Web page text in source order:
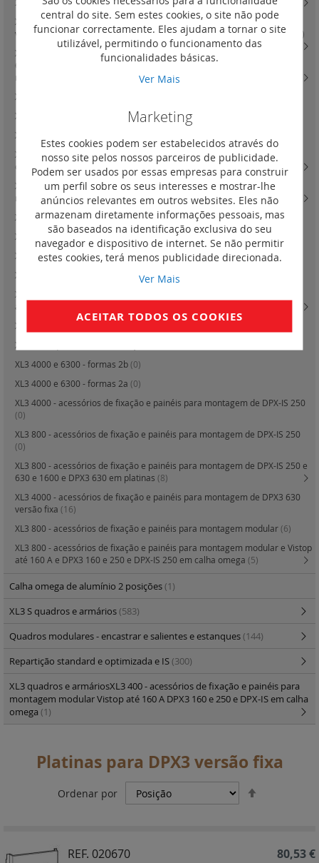
Platinas para DPX3 versão fixa
Ordenar por
REF. 020670 80,53 €
XL3 4000 - acessórios de fixação e painéis para montagem de DPX3 630
versão fixa e tomadas frontais ou posteriores em platinas reguláveis
(16)
XL3 4000 - acessórios de fixação e painéis para montagem de DPX3
630 versão extraível ou seccionáveis e inversor de rede em platinas
reguláveis
XL3 160 - quadros de distribuição salientes metálicos e isolantes
XL3 160 - quadros de distribuição de encastrar metálicos
XL3 400 - quadros
XL3 160 - quadros de distribuição salientes metálicos e isolantes e
completos - 24 módulos por fila
(17)
XL3 400 - quadros e armários e celas de distribuição componíveis - 24
módulos por fila(26)
XL3 800 - fixação de cabos(2)
XL3 400 - acessórios de fixação e painéis para montagem modular
XL3 800 - quadros de distribuição metálicos(0)
XL3 800 - armários de distribuição metálicos
XL3 800 - fixação de cabos e rodapés e painéis de compartimentação e
acessórios
XL3 800 - armários de distribuição metálicos IP 55
XL3 800 - quadros de distribuição metálicos IP 55
XL3 4000 e 6300 - formas 2b(0)
XL3 4000 e 6300 - formas 2a (0)
XL3 4000 - acessórios de fixação e painéis para montagem de DPX-IS 250
(0)
XL3 800 - acessórios de fixação e painéis para montagem de DPX-IS 250
(0)
XL3 800 - acessórios de fixação e painéis para montagem de DPX-IS 250 e
630 e 1600 e DPX3 630 em platinas (8)
XL3 4000 - acessórios de fixação e painéis para montagem de DPX3 630
versão fixa (16)
XL3 800 - acessórios de fixação e painéis para montagem modular(6)
XL3 800 - acessórios de fixação e painéis para montagem modular e Vistop
até 160 A e DPX3 160 e 250 e DPX-IS 250 em calha omega (5)
Calha omega de alumínio 2 posições(1)
XL3 S quadros e armários(583)
Quadros modulares - encastrar e salientes e estanques(144)
Repartição standard e optimizada e IS(300)
XL3 quadros e armáriosXL3 400 - acessórios de fixação e painéis para
montagem modular Vistop até 160 A DPX3 160 e 250 e DPX-IS em calha
omega (1)
central do site. Sem estes cookies, o site não pode
funcionar correctamente. Eles ajudam a tornar o site
utilizável, permitindo o funcionamento das
funcionalidades básicas.
Ver Mais
Marketing
Estes cookies podem ser estabelecidos através do
nosso site pelos nossos parceiros de publicidade.
Podem ser usados por essas empresas para construir
um perfil sobre os seus interesses e mostrar-lhe
anúncios relevantes em outros websites. Eles não
armazenam diretamente informações pessoais, mas
são baseados na identificação exclusiva do seu
navegador e dispositivo de internet. Se não permitir
estes cookies, terá menos publicidade direcionada.
Ver Mais
ACEITAR TODOS OS COOKIES